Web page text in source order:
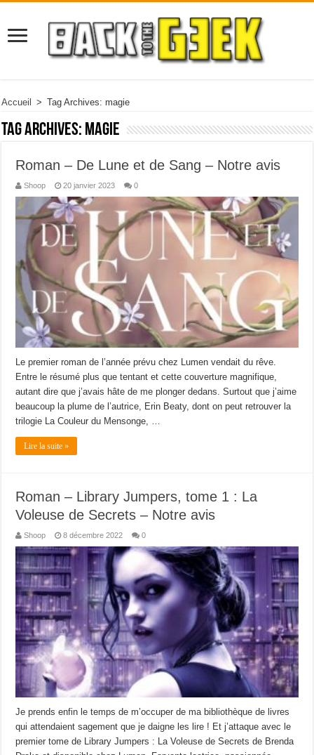
Accueil > Tag Archives: magie
Tag Archives: magie
Roman – De Lune et de Sang – Notre avis
Shoop 20 janvier 2023 0
Le premier roman de l’année prévu chez Lumen vendait du rêve.
Entre le résumé plus que tentant et cette couverture magnifique,
autant dire que j’avais hâte de me plonger dedans. Surtout que j’aime
beaucoup la plume de l’autrice, Erin Beaty, dont on peut retrouver la
trilogie La Couleur du Mensonge, …
Lire la suite »
Roman – Library Jumpers, tome 1 : La
Voleuse de Secrets – Notre avis
Shoop 8 décembre 2022 0
Je prends enfin le temps de m’occuper de ma bibliothèque de livres
qui attendaient sagement que je daigne les lire ! Et j’attaque avec le
premier tome de Library Jumpers : La Voleuse de Secrets de Brenda